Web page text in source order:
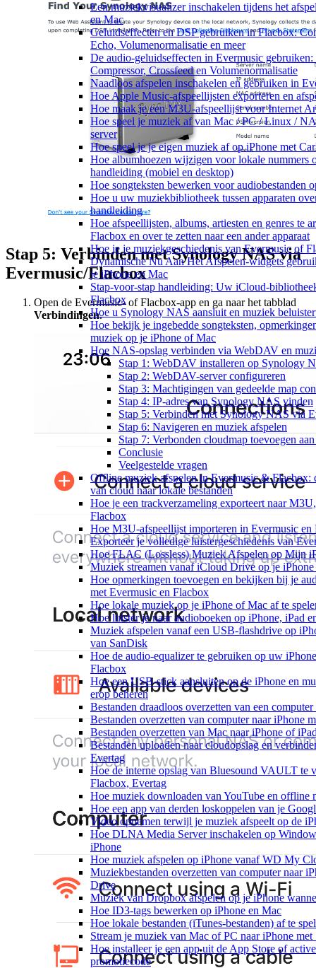
Een muziekvisualizer inschakelen tijdens het
en Mac
Geluidseffecten en DSP gebruiken in Flacbox:
Echo, Volumenormalisatie en meer
De audio-geluidseffecten in Evermusic
Compressor, Crossfeed en Volumenormalisatie
Naadloos afspelen inschakelen en gebruiken in
Hoe Apple Music-afspeellijsten exporteren en
Hoe maak je een M3U-afspeellijst voor Internet
Hoe speel je muziek af van Mac / PC / Linux /
server
Hoe speel je je eigen muziek af op iPhone met
Hoe albumhoezen wijzigen voor lokale nummers
handleiding (mobiel en desktop)
Hoe songteksten bewerken voor audiobestanden
Hoe u uw muziekbibliotheek tussen apparaten
handleiding
Hoe afspeellijsten, albums, artiesten en genres te
Flacbox en over te zetten naar een ander apparaat
Hoe je je muziekgeschiedenis van Evermusic of
Dynamische Nu Aan Het Afspelen-widgets
je iPhone en Mac
Stap-voor-stap handleiding: Uw iCloud-
Flacbox
Hoe u Synology NAS aansluit en muziek
Hoe bekijk je ingebedde songteksten,
muziek op je iPhone of Mac
Hoe NAS-opslag verbinden via WebDAV en
Stap 1: WebDAV installeren op Synology
Stap 2: WebDAV-server configureren
Stap 3: Machtigingen van gedeelde map
Stap 4: IP-adres van Synology NAS vinden
Stap 5: Verbinden met Synology NAS via
Stap 6: Navigeren en muziek afspelen
Stap 7: Verbonden cloudmap toevoegen
Conclusie
Veelgestelde vragen
Offline muziek afspelen in Evermusic & Flacbox:
van cloud naar lokale bestanden
Hoe je een trackverzameling exporteert naar
Flacbox
Hoe M3U-afspeellijst importeren in Evermusic en
Exporteer je volledige luistergeschiedenis van
Hoe FLAC (Lossless) Muziek Afspelen op Mijn
Muziek streamen vanaf iCloud Drive op je
Hoe opmerkingen toevoegen en bekijken bij je
met Evermusic en Flacbox
Hoe lokale muziek op je iPhone of Mac af te
Hoe luister je naar audioboeken op iPhone, iPad
Muziek afspelen vanaf een USB-flashdrive op
van SanDisk
Hoe de audio-equalizer te gebruiken op uw
Flacbox
Hoe een USB-stick aansluiten op de iPhone en
erop beheren
Bestanden draadloos overzetten van een
Bestanden overzetten van computer naar iPhone
Bestanden overzetten van Mac naar iPhone of
Bestanden uploaden naar cloudopslag en
Evertag
Hoe de interne opslag van Bluesound VAULT te
Flacbox, Evertag
Hoe muziek downloaden van YouTube en offline
Hoe een app van derden loskoppelen van je
Video opnemen terwijl je muziek afspeelt op de
Hoe DLNA Media Server inschakelen op
iPhone
Hoe muziek afspelen op iPhone vanaf WD My
Muziekbestanden overzetten van computer naar
Drive
Muziek van Dropbox afspelen op je iPhone
Hoe ID3-tags bewerken op iPhone en Mac
Hoe lokale bestanden (iTunes-bestanden) af te
Stream je muziek van Mac of PC naar iPhone
Hoe installeer je een app uit de App Store of
promotiecode
Stap 5: Verbinden met Synology NAS via
Evermusic/Flacbox
Open de Evermusic- of Flacbox-app en ga naar het tabblad
Verbindingen.